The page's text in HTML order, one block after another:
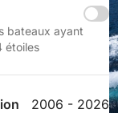
bateaux ayant
étoiles
2006 - 2026